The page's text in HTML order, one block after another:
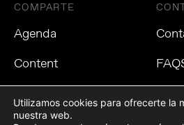
COMPARTE
Agenda
Content
Utilizamos cookies para ofrecerte la
nuestra web.